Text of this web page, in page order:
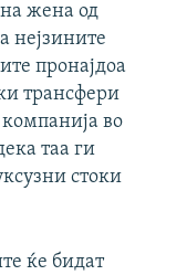
жена од
нејзините
пронајдоа
трансфери
во
таа ги
стоки
ќе бидат